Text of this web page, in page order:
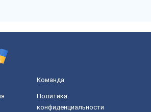
Команда
Политика
конфиденциальности